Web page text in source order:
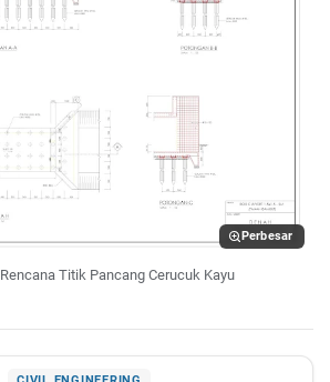
Perbesar
Rencana Titik Pancang Cerucuk Kayu